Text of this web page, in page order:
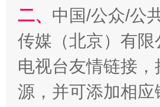
二、 中国/公众/公
传媒（北京）有
电视台友情链接
源，并可添加相应